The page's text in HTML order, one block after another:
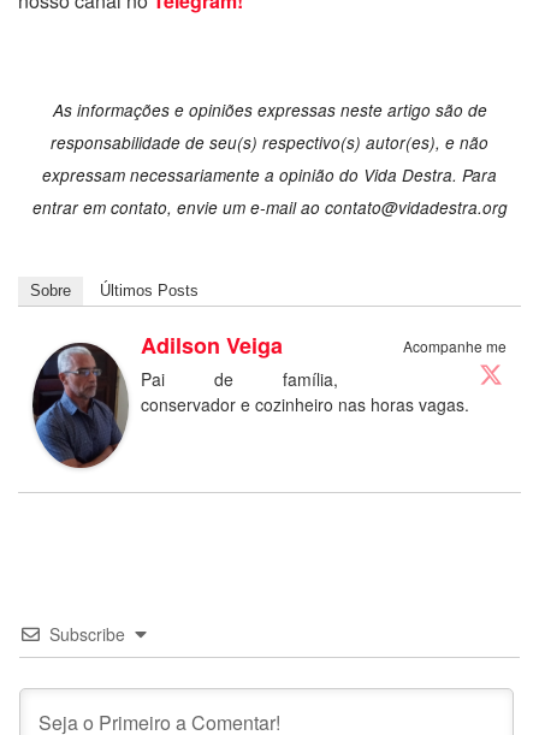
As informações e opiniões expressas neste artigo são de
responsabilidade de seu(s) respectivo(s) autor(es), e não
expressam necessariamente a opinião do Vida Destra. Para
entrar em contato, envie um e-mail ao contato@vidadestra.org
Sobre Últimos Posts
Acompanhe me
Adilson Veiga
Pai de família,
conservador e cozinheiro nas horas vagas.
Subscribe